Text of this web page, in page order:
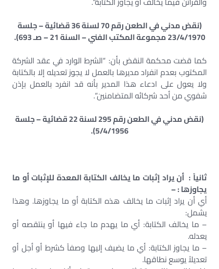
(نقض مدني في الطعن رقم 70 لسنة 36 قضائية – جلسة
23/4/1970 مجموعة المكتب الفني – السنة 21 – صـ 693).
كما قضت محكمة النقض بأن: “الشرط الوارد في عقد الشركة
المكتوب بعدم انفراد مديرها بالعمل لا يجوز تعديله إلا بالكتابة
ولا يعول على ادعاء هذا المدير بأنه قد انفرد بالعمل بإذن
شفوي من أحد شركائه المتضامنين”.
(نقض مدني في الطعن رقم 295 لسنة 22 قضائية – جلسة
5/4/1956).
ثانياً : أن يراد إثبات ما يخالف الكتابة المعدة للإثبات أو ما
يجاوزها : –
أي أن يراد إثبات ما يخالف هذه الكتابة أو ما يجاوزها. وهذا
يشمل:
– ما يخالف الكتابة: أي ما يهدم ما جاء فيها أو ينتقصه أو
يعدله.
– ما يجاوز الكتابة: أي ما يضيف إليها وصفاً كشرط أو أجل أو
تعديلاً يوسع نطاقها.